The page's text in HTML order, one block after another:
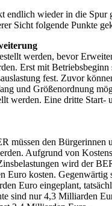
endlich wieder in die Spur
Sicht folgende Punkte
werden, bevor
Erst mit Betriebsbeginn
fest. Zuvor
und Größenordnung
werden. Eine dritte Start-
müssen den Bürgerinnen
Aufgrund von
wird der
Euro kosten. Gegenwärtig
Euro eingeplant,
sind nur 4,3 Milliarden